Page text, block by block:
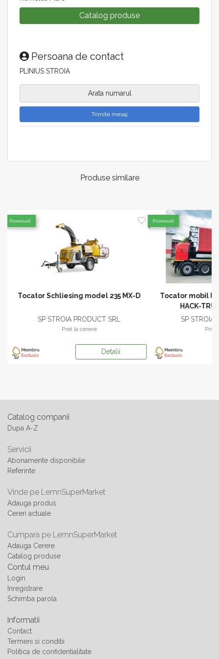
Catalog produse
Persoana de contact
PLINIUS STROIA
Arata numarul
Trimite mesaj
Produse similare
Tocator Schliesing model 235 MX-D
SP STROIA PRODUCT SRL
Pret la cerere
Detalii
Promovat
Tocator mobil
HACK-
SP STROIA
Pret
Promovat
Catalog companii
Dupa A-Z
Servicii
Abonamente disponibile
Referinte
Vinde pe LemnSuperMarket
Adauga produs
Cereri actuale
Cumpara pe LemnSuperMarket
Adauga Cerere
Catalog produse
Contul meu
Login
Inregistrare
Schimba parola
Informatii
Contact
Termeni si conditii
Politica de confidentialitate